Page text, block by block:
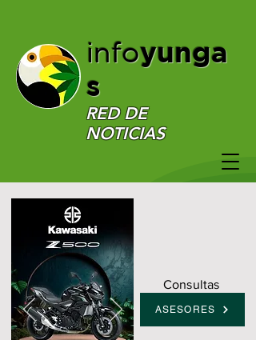
infoyunga
s
RED DE
NOTICIAS
Consultas
ASESORES